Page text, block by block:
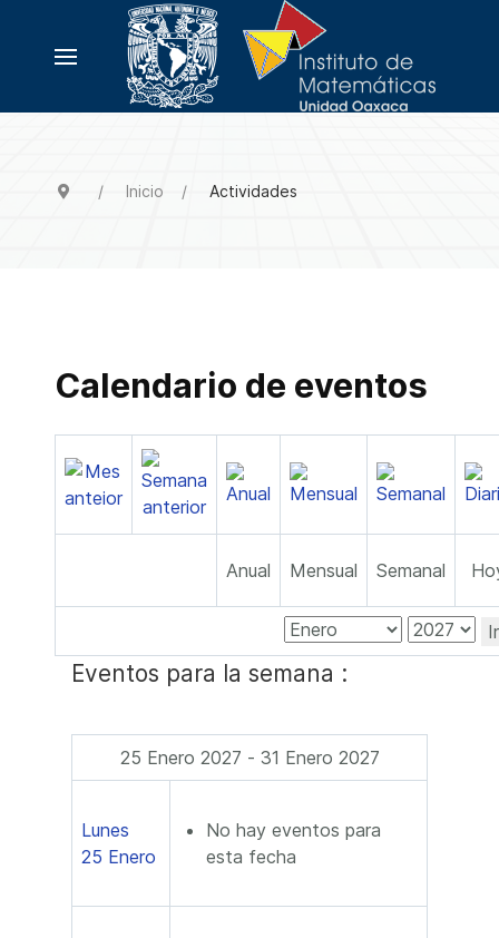
Inicio Actividades
Calendario de eventos
Anual Mensual Semanal
Eventos para la semana :
25 Enero 2027 - 31 Enero 2027
Lunes
25 Enero
No hay eventos para
esta fecha